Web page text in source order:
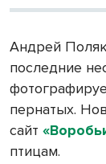
Андрей
последние
пернатых.
сайт
птицам.